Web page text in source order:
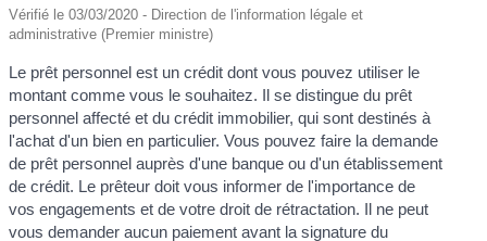
Vérifié le 03/03/2020 - Direction de l'information légale et
administrative (Premier ministre)
Le prêt personnel est un crédit dont vous pouvez utiliser le
montant comme vous le souhaitez. Il se distingue du prêt
personnel affecté et du crédit immobilier, qui sont destinés à
l'achat d'un bien en particulier. Vous pouvez faire la demande
de prêt personnel auprès d'une banque ou d'un établissement
de crédit. Le prêteur doit vous informer de l'importance de
vos engagements et de votre droit de rétractation. Il ne peut
vous demander aucun paiement avant la signature du